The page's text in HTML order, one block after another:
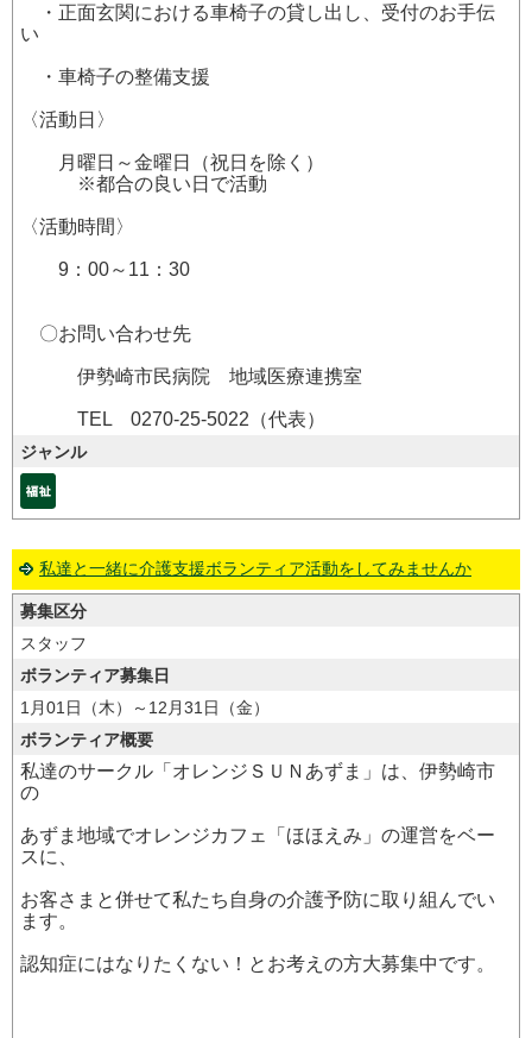
・正面玄関における車椅子の貸し出し、受付のお手伝
い
・車椅子の整備支援
〈活動日〉
月曜日～金曜日（祝日を除く）
※都合の良い日で活動
〈活動時間〉
9：00～11：30
〇お問い合わせ先
伊勢崎市民病院 地域医療連携室
TEL 0270-25-5022（代表）
ジャンル
私達と一緒に介護支援ボランティア活動をしてみませんか
募集区分
スタッフ
ボランティア募集日
1月01日（木）～12月31日（金）
ボランティア概要
私達のサークル「オレンジＳＵＮあずま」は、伊勢崎市
の
あずま地域でオレンジカフェ「ほほえみ」の運営をベー
スに、
お客さまと併せて私たち自身の介護予防に取り組んでい
ます。
認知症にはなりたくない！とお考えの方大募集中です。